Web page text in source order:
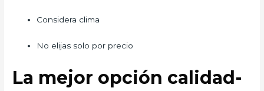
Considera clima
No elijas solo por precio
La mejor opción calidad-